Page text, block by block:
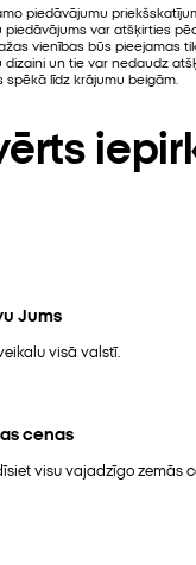
piedāvājumu
piedāvājums var atšķirties
vienības būs pieejamas
un tie var nedaudz
līdz krājumu beigām.
Jums
visā valstī.
cenas
visu vajadzīgo zemās